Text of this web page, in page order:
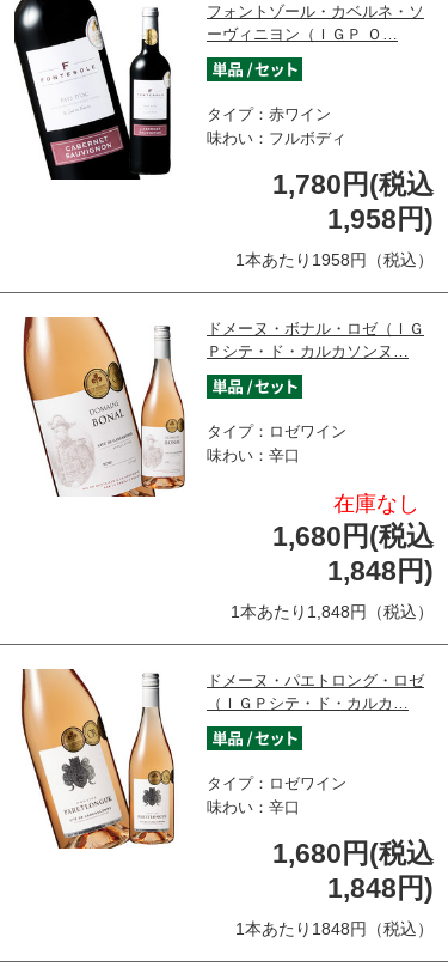
フォントゾール・カベルネ・ソ
ーヴィニヨン（ＩＧＰ Ｏ…
タイプ：赤ワイン
味わい：フルボディ
1,780円(税込
1,958円)
1本あたり1958円（税込）
ドメーヌ・ボナル・ロゼ（ＩＧ
Ｐシテ・ド・カルカソンヌ…
タイプ：ロゼワイン
味わい：辛口
在庫なし
1,680円(税込
1,848円)
1本あたり1,848円（税込）
ドメーヌ・パエトロング・ロゼ
（ＩＧＰシテ・ド・カルカ…
タイプ：ロゼワイン
味わい：辛口
1,680円(税込
1,848円)
1本あたり1848円（税込）